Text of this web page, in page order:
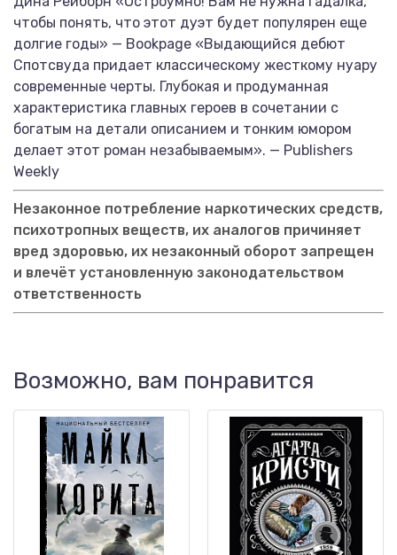
чтобы понять, что этот дуэт будет популярен еще
долгие годы» — Bookpage «Выдающийся дебют
Спотсвуда придает классическому жесткому нуару
современные черты. Глубокая и продуманная
характеристика главных героев в сочетании с
богатым на детали описанием и тонким юмором
делает этот роман незабываемым». — Publishers
Weekly
Незаконное потребление наркотических средств,
психотропных веществ, их аналогов причиняет
вред здоровью, их незаконный оборот запрещен
и влечёт установленную законодательством
ответственность
Возможно, вам понравится